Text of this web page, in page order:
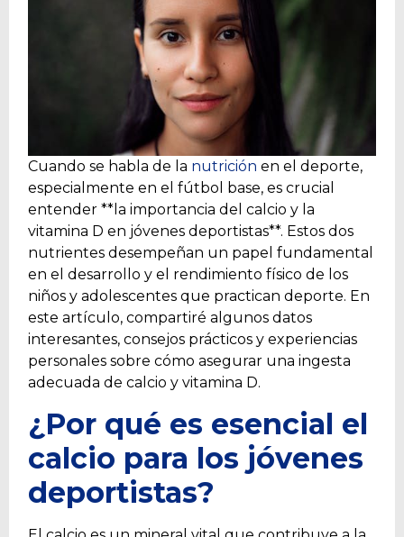
Cuando se habla de la nutrición en el deporte,
especialmente en el fútbol base, es crucial
entender **la importancia del calcio y la
vitamina D en jóvenes deportistas**. Estos dos
nutrientes desempeñan un papel fundamental
en el desarrollo y el rendimiento físico de los
niños y adolescentes que practican deporte. En
este artículo, compartiré algunos datos
interesantes, consejos prácticos y experiencias
personales sobre cómo asegurar una ingesta
adecuada de calcio y vitamina D.
¿Por qué es esencial el
calcio para los jóvenes
deportistas?